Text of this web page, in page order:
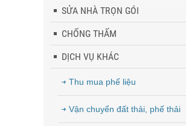
SỬA NHÀ TRỌN GÓI
CHỐNG THẤM
DỊCH VỤ KHÁC
Thu mua phế liệu
Vận chuyển đất thải, phế thải